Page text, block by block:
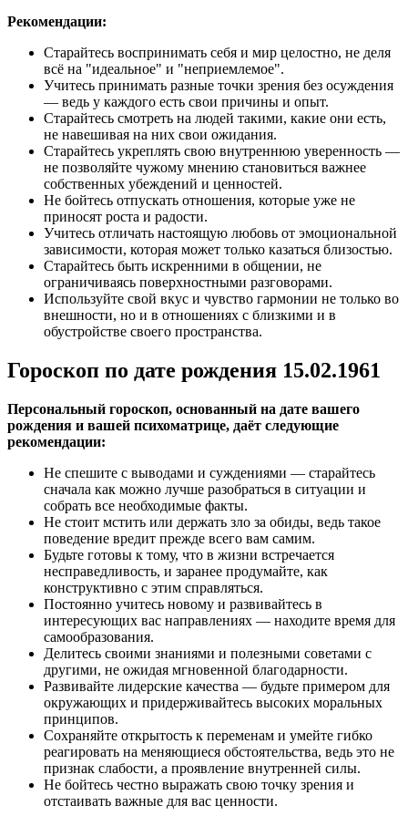
Рекомендации:
Старайтесь воспринимать себя и мир целостно, не деля
всё на "идеальное" и "неприемлемое".
Учитесь принимать разные точки зрения без осуждения
— ведь у каждого есть свои причины и опыт.
Старайтесь смотреть на людей такими, какие они есть,
не навешивая на них свои ожидания.
Старайтесь укреплять свою внутреннюю уверенность —
не позволяйте чужому мнению становиться важнее
собственных убеждений и ценностей.
Не бойтесь отпускать отношения, которые уже не
приносят роста и радости.
Учитесь отличать настоящую любовь от эмоциональной
зависимости, которая может только казаться близостью.
Старайтесь быть искренними в общении, не
ограничиваясь поверхностными разговорами.
Используйте свой вкус и чувство гармонии не только во
внешности, но и в отношениях с близкими и в
обустройстве своего пространства.
Гороскоп по дате рождения 15.02.1961
Персональный гороскоп, основанный на дате вашего
рождения и вашей психоматрице, даёт следующие
рекомендации:
Не спешите с выводами и суждениями — старайтесь
сначала как можно лучше разобраться в ситуации и
собрать все необходимые факты.
Не стоит мстить или держать зло за обиды, ведь такое
поведение вредит прежде всего вам самим.
Будьте готовы к тому, что в жизни встречается
несправедливость, и заранее продумайте, как
конструктивно с этим справляться.
Постоянно учитесь новому и развивайтесь в
интересующих вас направлениях — находите время для
самообразования.
Делитесь своими знаниями и полезными советами с
другими, не ожидая мгновенной благодарности.
Развивайте лидерские качества — будьте примером для
окружающих и придерживайтесь высоких моральных
принципов.
Сохраняйте открытость к переменам и умейте гибко
реагировать на меняющиеся обстоятельства, ведь это не
признак слабости, а проявление внутренней силы.
Не бойтесь честно выражать свою точку зрения и
отстаивать важные для вас ценности.